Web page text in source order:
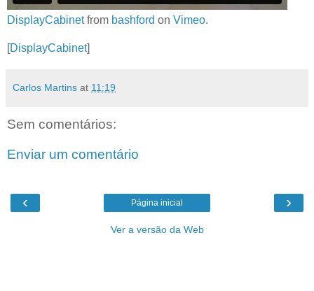
DisplayCabinetfrom bashford on Vimeo.
[DisplayCabinet]
Carlos Martins at 11:19
Sem comentários:
Enviar um comentário
‹ ›
Página inicial
Ver a versão da Web